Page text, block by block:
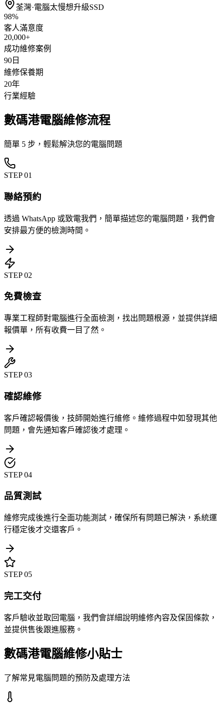
荃灣·電腦太慢想升級SSD
98%
客人滿意度
20,000+
成功維修案例
90日
維修保養期
20年
行業經驗
數碼港電腦維修流程
簡單 5 步，輕鬆解決您的電腦問題
STEP01
聯絡預約
透過 WhatsApp 或致電我們，簡單描述您的電腦問題，我們會
安排最方便的檢測時間。
STEP02
免費檢查
專業工程師對電腦進行全面檢測，找出問題根源，並提供詳細
報價單，所有收費一目了然。
STEP03
確認維修
客戶確認報價後，技師開始進行維修。維修過程中如發現其他
問題，會先通知客戶確認後才處理。
STEP04
品質測試
維修完成後進行全面功能測試，確保所有問題已解決，系統運
行穩定後才交還客戶。
STEP05
完工交付
客戶驗收並取回電腦，我們會詳細說明維修內容及保固條款，
並提供售後跟進服務。
數碼港電腦維修小貼士
了解常見電腦問題的預防及處理方法